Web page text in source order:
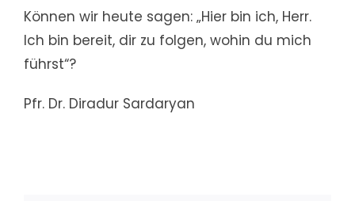
Können wir heute sagen: „Hier bin ich, Herr.
Ich bin bereit, dir zu folgen, wohin du mich
führst“?
Pfr. Dr. Diradur Sardaryan